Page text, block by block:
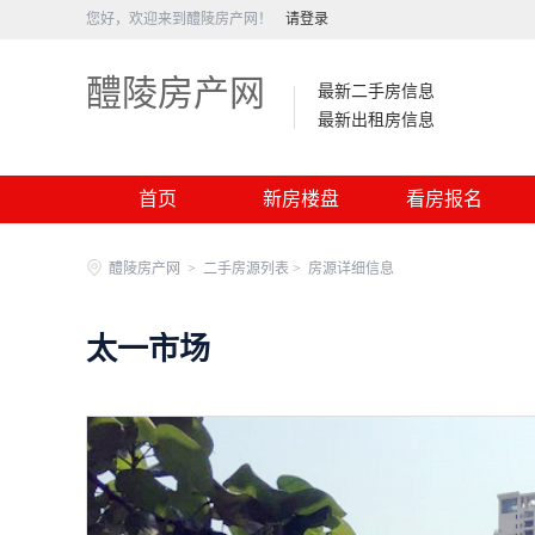
您好，欢迎来到醴陵房产网！ 请登录
醴陵房产网
最新二手房信息
最新出租房信息
首页 新房楼盘 看房报名
醴陵房产网 > 二手房源列表 > 房源详细信息
太一市场